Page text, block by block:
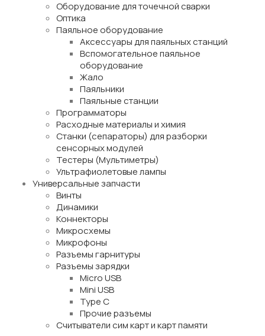
Оборудование для точечной сварки
Оптика
Паяльное оборудование
Аксессуары для паяльных станций
Вспомогательное паяльное
оборудование
Жало
Паяльники
Паяльные станции
Программаторы
Расходные материалы и химия
Станки (сепараторы) для разборки
сенсорных модулей
Тестеры (Мультиметры)
Ультрафиолетовые лампы
Универсальные запчасти
Винты
Динамики
Коннекторы
Микросхемы
Микрофоны
Разъемы гарнитуры
Разъемы зарядки
Micro USB
Mini USB
Type C
Прочие разъемы
Считыватели сим карт и карт памяти